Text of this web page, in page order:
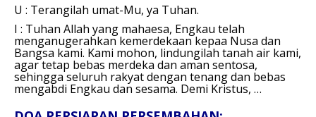
U : Terangilah umat-Mu, ya Tuhan.
I : Tuhan Allah yang mahaesa, Engkau telah
menganugerahkan kemerdekaan kepaa Nusa dan
Bangsa kami. Kami mohon, lindungilah tanah air kami,
agar tetap bebas merdeka dan aman sentosa,
sehingga seluruh rakyat dengan tenang dan bebas
mengabdi Engkau dan sesama. Demi Kristus, …